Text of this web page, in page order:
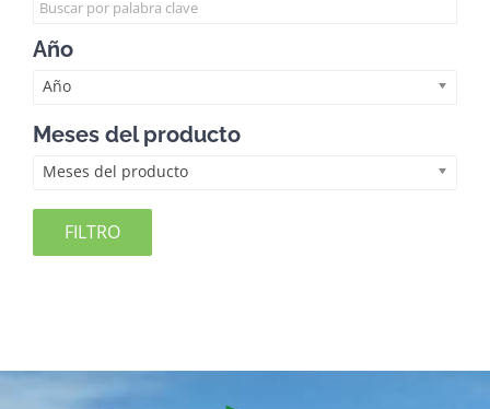
Año
Año
Meses del producto
Meses del producto
FILTRO